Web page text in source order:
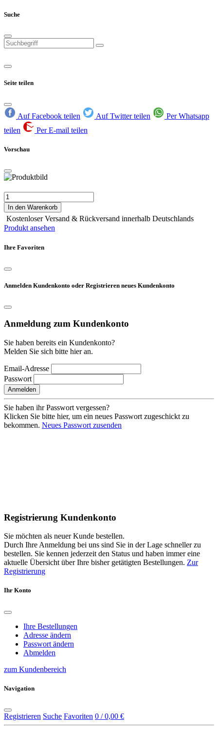
Suche
Seite teilen
Auf Facebook teilen Auf Twitter teilen
Per Whatsapp
teilen
Per E-mail teilen
Vorschau
In den Warenkorb
Kostenloser Versand & Rückversand innerhalb Deutschlands
Produkt ansehen
Ihre Favoriten
Anmelden Kundenkonto oder Registrieren neues Kundenkonto
Anmeldung zum Kundenkonto
Sie haben bereits ein Kundenkonto?
Melden Sie sich bitte hier an.
Email-Adresse
Passwort
Anmelden
Sie haben ihr Passwort vergessen?
Klicken Sie bitte hier, um ein neues Passwort zugeschickt zu
bekommen. Neues Passwort zusenden
Registrierung Kundenkonto
Sie möchten als neuer Kunde bestellen.
Durch Ihre Anmeldung bei uns sind Sie in der Lage schneller zu
bestellen. Sie kennen jederzeit den Status und haben immer eine
aktuelle Übersicht über Ihre bisher getätigten Bestellungen. Zur
Registrierung
Ihr Konto
Ihre Bestellungen
Adresse ändern
Passwort ändern
Abmelden
zum Kundenbereich
Navigation
Registrieren Suche Favoriten 0 / 0,00 €